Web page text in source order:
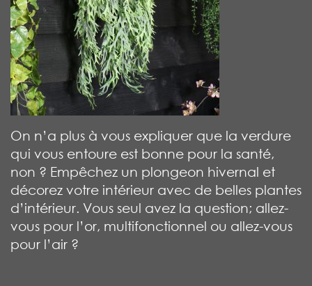
On n’a plus à vous expliquer que la verdure
qui vous entoure est bonne pour la santé,
non ? Empêchez un plongeon hivernal et
décorez votre intérieur avec de belles plantes
d’intérieur. Vous seul avez la question; allez-
vous pour l’or, multifonctionnel ou allez-vous
pour l’air ?